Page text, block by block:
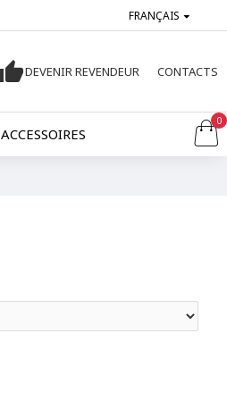
FRANÇAIS
DEVENIR REVENDEUR CONTACTS
ACCESSOIRES
0